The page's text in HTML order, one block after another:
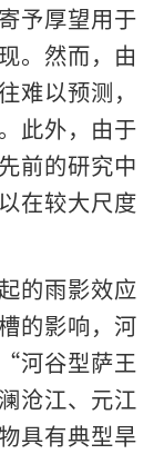
予厚望用于
。然而，由
难以预测，
此外，由于
前的研究中
在较大尺度
的雨影效应
的影响，河
河谷型萨王
沧江、元江
具有典型旱